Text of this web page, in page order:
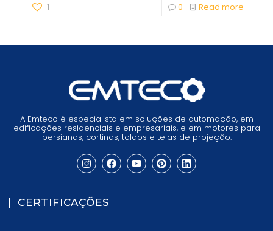
1 0 Read more
A Emteco é especialista em soluções de automação, em
edificações residenciais e empresariais, e em motores para
persianas, cortinas, toldos e telas de projeção.
CERTIFICAÇÕES